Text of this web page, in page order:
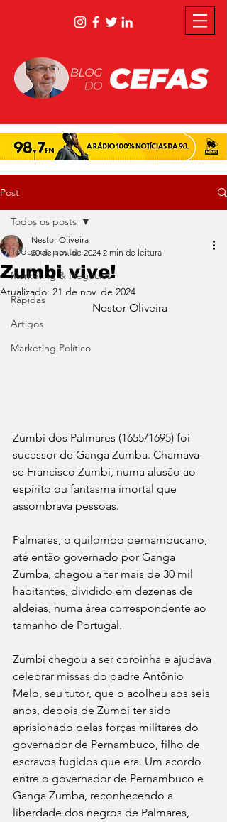
Post
Todos os posts
Marketing & Negócios
Rápidas
Artigos
Marketing Político
Todos os posts
Zumbi vive!
Nestor Oliveira
20 de nov. de 2024 2 min de leitura
Atualizado: 21 de nov. de 2024
                            Nestor Oliveira
Zumbi dos Palmares (1655/1695) foi
sucessor de Ganga Zumba. Chamava-
se Francisco Zumbi, numa alusão ao
espírito ou fantasma imortal que
assombrava pessoas.
Palmares, o quilombo pernambucano,
até então governado por Ganga
Zumba, chegou a ter mais de 30 mil
habitantes, dividido em dezenas de
aldeias, numa área correspondente ao
tamanho de Portugal.
Zumbi chegou a ser coroinha e ajudava
celebrar missas do padre Antônio
Melo, seu tutor, que o acolheu aos seis
anos, depois de Zumbi ter sido
aprisionado pelas forças militares do
governador de Pernambuco, filho de
escravos fugidos que era. Um acordo
entre o governador de Pernambuco e
Ganga Zumba, reconhecendo a
liberdade dos negros de Palmares,